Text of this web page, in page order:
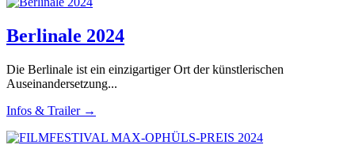
Berlinale 2024
Die Berlinale ist ein einzigartiger Ort der künstlerischen
Auseinandersetzung...
Infos & Trailer →